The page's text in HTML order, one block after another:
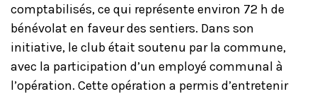
comptabilisés, ce qui représente environ 72 h de
bénévolat en faveur des sentiers. Dans son
initiative, le club était soutenu par la commune,
avec la participation d’un employé communal à
l’opération. Cette opération a permis d’entretenir